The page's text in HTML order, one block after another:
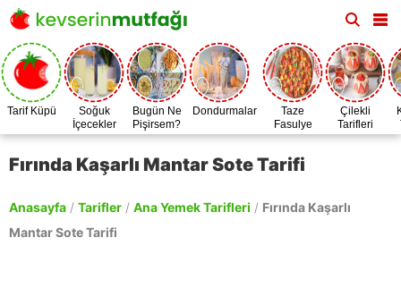
Tarif Küpü
Soğuk
İçecekler
Bugün Ne
Pişirsem?
Dondurmalar
Taze
Fasulye
Zamanı
Çilekli
Tarifleri
Fırında Kaşarlı Mantar Sote Tarifi
Anasayfa / Tarifler / Ana Yemek Tarifleri / Fırında Kaşarlı
Mantar Sote Tarifi